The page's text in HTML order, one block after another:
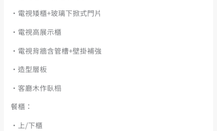
・電視矮櫃+玻璃下掀式門片
・電視高展示櫃
・電視背牆含管槽+壁掛補強
・造型層板
・客廳木作臥榻
餐櫃：
・上/下櫃